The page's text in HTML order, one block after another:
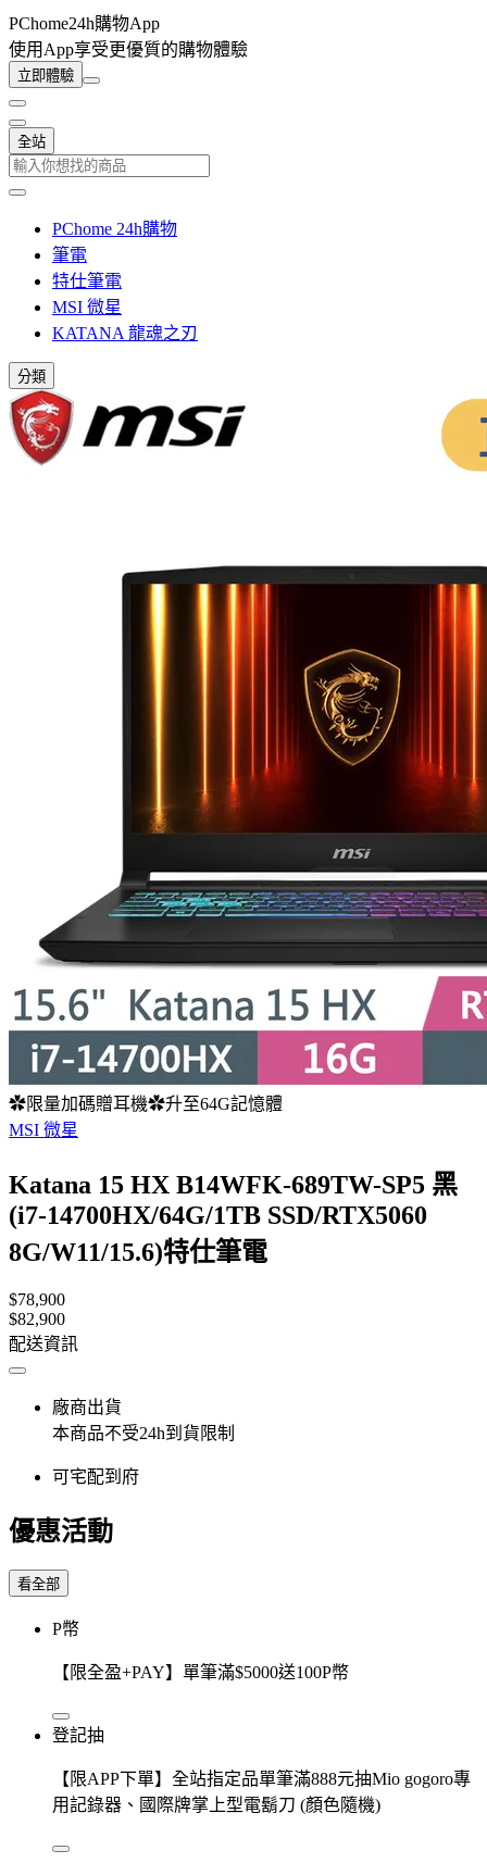
PChome24h購物App
使用App享受更優質的購物體驗
立即體驗
全站
PChome 24h購物
筆電
特仕筆電
MSI 微星
KATANA 龍魂之刃
分類
✿限量加碼贈耳機✿升至64G記憶體
MSI 微星
Katana 15 HX B14WFK-689TW-SP5 黑
(i7-14700HX/64G/1TB SSD/RTX5060
8G/W11/15.6)特仕筆電
$78,900
$82,900
配送資訊
廠商出貨
本商品不受24h到貨限制
可宅配到府
優惠活動
看全部
P幣
【限全盈+PAY】單筆滿$5000送100P幣
登記抽
【限APP下單】全站指定品單筆滿888元抽Mio gogoro專
用記錄器、國際牌掌上型電鬍刀 (顏色隨機)